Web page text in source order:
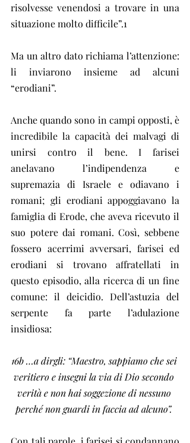
risolvesse venendosi a trovare in una
situazione molto difficile”.1
Ma un altro dato richiama l’attenzione:
li inviarono insieme ad alcuni
“erodiani”.
Anche quando sono in campi opposti, è
incredibile la capacità dei malvagi di
unirsi contro il bene. I farisei
anelavano l’indipendenza e
supremazia di Israele e odiavano i
romani; gli erodiani appoggiavano la
famiglia di Erode, che aveva ricevuto il
suo potere dai romani. Così, sebbene
fossero acerrimi avversari, farisei ed
erodiani si trovano affratellati in
questo episodio, alla ricerca di un fine
comune: il deicidio. Dell’astuzia del
serpente fa parte l’adulazione
insidiosa:
16b …a dirgli: “Maestro, sappiamo che sei
veritiero e insegni la via di Dio secondo
verità e non hai soggezione di nessuno
perché non guardi in faccia ad alcuno”.